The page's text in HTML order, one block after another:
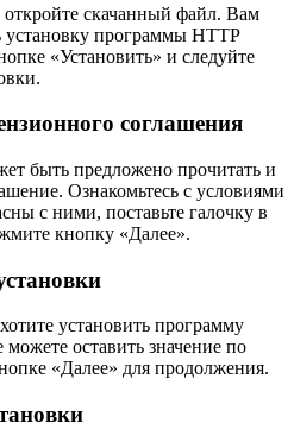
откройте скачанный файл. Вам
установку программы HTTP
«Установить» и следуйте
соглашения
быть предложено прочитать и
Ознакомьтесь с условиями
с ними, поставьте галочку в
кнопку «Далее».
установить программу
оставить значение по
«Далее» для продолжения.